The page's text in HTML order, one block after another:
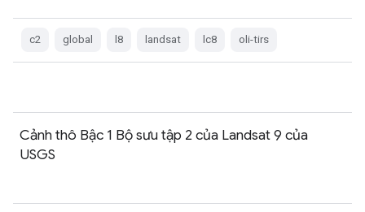
c2 global l8 landsat lc8 oli-tirs
Cảnh thô Bậc 1 Bộ sưu tập 2 của Landsat 9 của
USGS